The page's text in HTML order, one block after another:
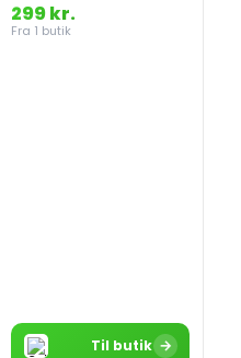
299 kr.
Fra 1 butik
Til butik →